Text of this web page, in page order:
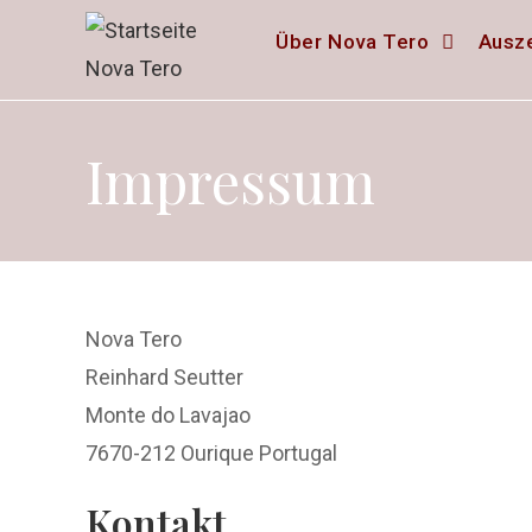
Über Nova Tero
Impressum
Nova Tero
Reinhard Seutter
Monte do Lavajao
7670-212 Ourique Portugal